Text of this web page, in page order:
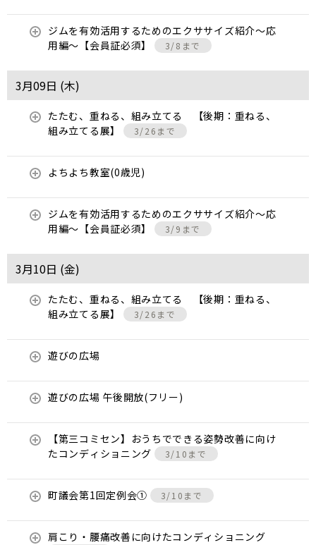
ジムを有効活用するためのエクササイズ紹介〜応
用編〜【会員証必須】
3/8まで
3月09日 (木)
たたむ、重ねる、組み立てる 【後期：重ねる、
組み立てる展】
3/26まで
よちよち教室(0歳児)
ジムを有効活用するためのエクササイズ紹介〜応
用編〜【会員証必須】
3/9まで
3月10日 (金)
たたむ、重ねる、組み立てる 【後期：重ねる、
組み立てる展】
3/26まで
遊びの広場
遊びの広場 午後開放(フリー)
【第三コミセン】おうちでできる姿勢改善に向け
たコンディショニング
3/10まで
町議会第1回定例会① 3/10まで
肩こり・腰痛改善に向けたコンディショニング